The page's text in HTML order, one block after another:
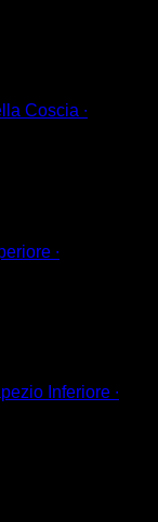
Coscia ∙
∙
Inferiore ∙